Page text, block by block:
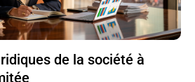
de la société à